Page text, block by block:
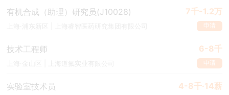
有机合成（助理）研究员(J10028) 7千-1.2万
申请
技术工程师 6-8千
申请
实验室技术员 4-8千·14薪